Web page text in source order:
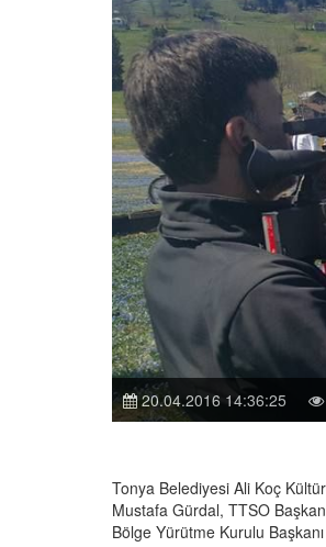
20.04.2016 14:36:25
Tonya Belediyesi Ali Koç
Mustafa Gürdal, TTSO
Bölge Yürütme Kurulu